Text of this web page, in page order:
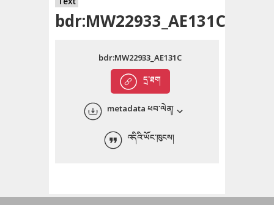
English
ភាសាខ្មែរ
bdr:MW22933_AE131C
དྲ་ཐག
bdr:MW22933_AE131C
metadata ཕབ་ལེན།
འདིའི་ཡོང་ཁུངས།